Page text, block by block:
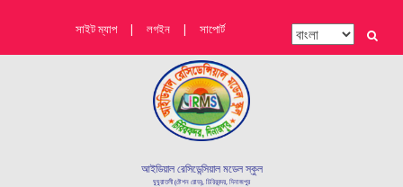
সাইট ম্যাপ | লগইন | সাপোর্ট
আইডিয়াল রেসিডেন্সিয়াল মডেল স্কুল
ঘুঘুরাতলী (ষ্টেশন রোড), চিরিরবন্দর, দিনাজপুর